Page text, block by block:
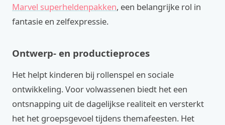
Marvel superheldenpakken, een belangrijke rol in
fantasie en zelfexpressie.
Ontwerp- en productieproces
Het helpt kinderen bij rollenspel en sociale
ontwikkeling. Voor volwassenen biedt het een
ontsnapping uit de dagelijkse realiteit en versterkt
het het groepsgevoel tijdens themafeesten. Het